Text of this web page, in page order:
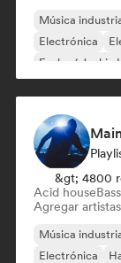
Música
Electrónica
Funky / Jackin
&gt; 4800
Acid house
Agregar
Música
Electrónica